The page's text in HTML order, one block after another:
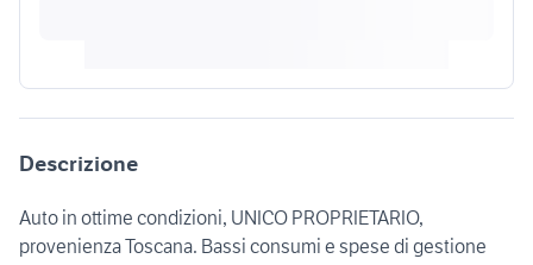
Descrizione
Auto in ottime condizioni, UNICO PROPRIETARIO,
provenienza Toscana. Bassi consumi e spese di gestione